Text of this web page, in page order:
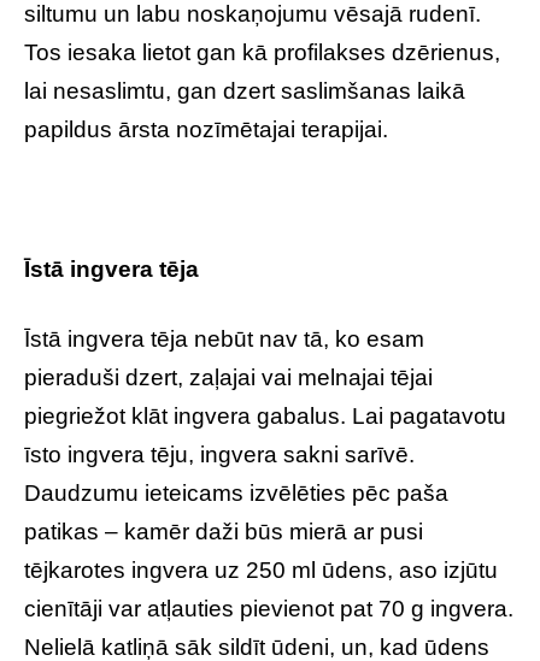
siltumu un labu noskaņojumu vēsajā rudenī.
Tos iesaka lietot gan kā profilakses dzērienus,
lai nesaslimtu, gan dzert saslimšanas laikā
papildus ārsta nozīmētajai terapijai.
Īstā ingvera tēja
Īstā ingvera tēja nebūt nav tā, ko esam
pieraduši dzert, zaļajai vai melnajai tējai
piegriežot klāt ingvera gabalus. Lai pagatavotu
īsto ingvera tēju, ingvera sakni sarīvē.
Daudzumu ieteicams izvēlēties pēc paša
patikas – kamēr daži būs mierā ar pusi
tējkarotes ingvera uz 250 ml ūdens, aso izjūtu
cienītāji var atļauties pievienot pat 70 g ingvera.
Nelielā katliņā sāk sildīt ūdeni, un, kad ūdens